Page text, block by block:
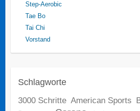
Step-Aerobic
Tae Bo
Tai Chi
Vorstand
Schlagworte
3000 Schritte American Sports